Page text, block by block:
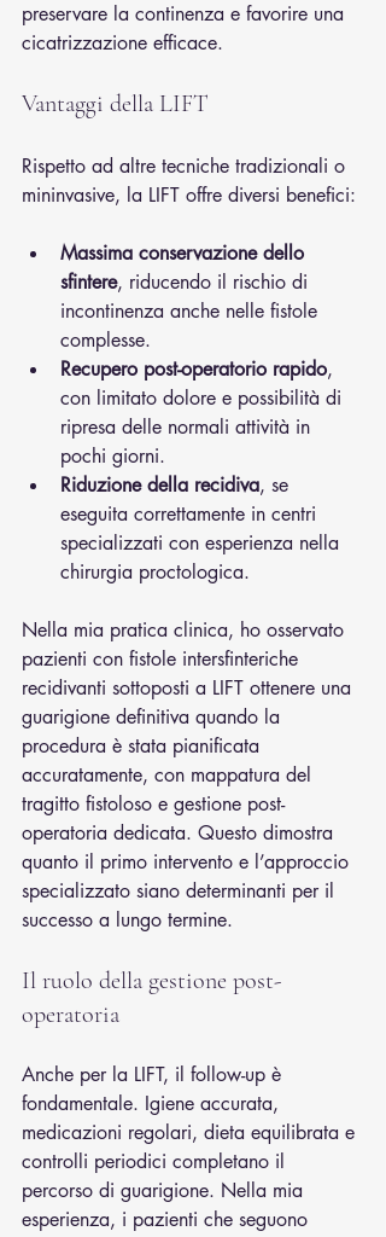
preservare la continenza e favorire una
cicatrizzazione efficace.
Vantaggi della LIFT
Rispetto ad altre tecniche tradizionali o
mininvasive, la LIFT offre diversi benefici:
Massima conservazione dello
sfintere, riducendo il rischio di
incontinenza anche nelle fistole
complesse.
Recupero post-operatorio rapido,
con limitato dolore e possibilità di
ripresa delle normali attività in
pochi giorni.
Riduzione della recidiva, se
eseguita correttamente in centri
specializzati con esperienza nella
chirurgia proctologica.
Nella mia pratica clinica, ho osservato
pazienti con fistole intersfinteriche
recidivanti sottoposti a LIFT ottenere una
guarigione definitiva quando la
procedura è stata pianificata
accuratamente, con mappatura del
tragitto fistoloso e gestione post-
operatoria dedicata. Questo dimostra
quanto il primo intervento e l’approccio
specializzato siano determinanti per il
successo a lungo termine.
Il ruolo della gestione post-
operatoria
Anche per la LIFT, il follow-up è
fondamentale. Igiene accurata,
medicazioni regolari, dieta equilibrata e
controlli periodici completano il
percorso di guarigione. Nella mia
esperienza, i pazienti che seguono